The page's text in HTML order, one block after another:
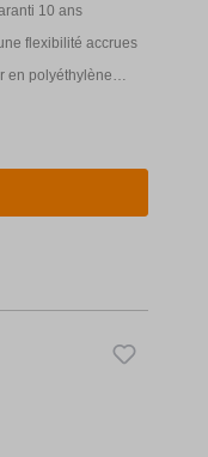
10 ans
flexibilité accrues
en polyéthylène